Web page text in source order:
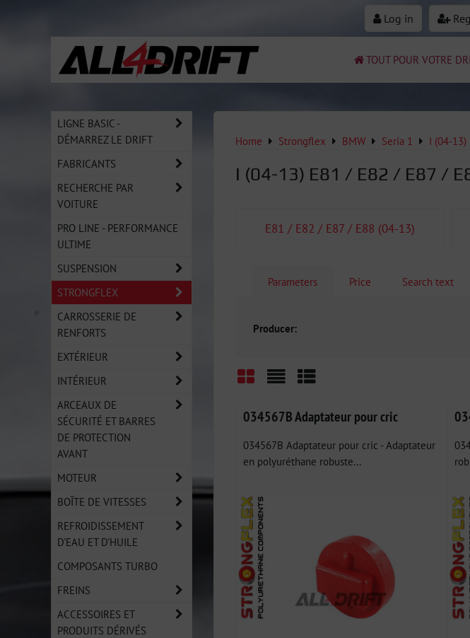
Log in
TOUT POUR VOTRE
Home Strongflex BMW Seria 1 I (04-13)
I (04-13) E81 / E82 / E87 /
E81 / E82 / E87 / E88 (04-13)
Parameters Price Search text
Producer:
034567B Adaptateur pour cric
034567B Adaptateur pour cric - Adaptateur
en polyuréthane robuste...
LIGNE BASIC -
DÉMARREZ LE DRIFT
FABRICANTS
RECHERCHE PAR
VOITURE
PRO LINE - PERFORMANCE
ULTIME
SUSPENSION
STRONGFLEX
CARROSSERIE DE
RENFORTS
EXTÉRIEUR
INTÉRIEUR
ARCEAUX DE
SÉCURITÉ ET BARRES
DE PROTECTION
AVANT
MOTEUR
BOÎTE DE VITESSES
REFROIDISSEMENT
D'EAU ET D'HUILE
COMPOSANTS TURBO
FREINS
ACCESSOIRES ET
PRODUITS DÉRIVÉS